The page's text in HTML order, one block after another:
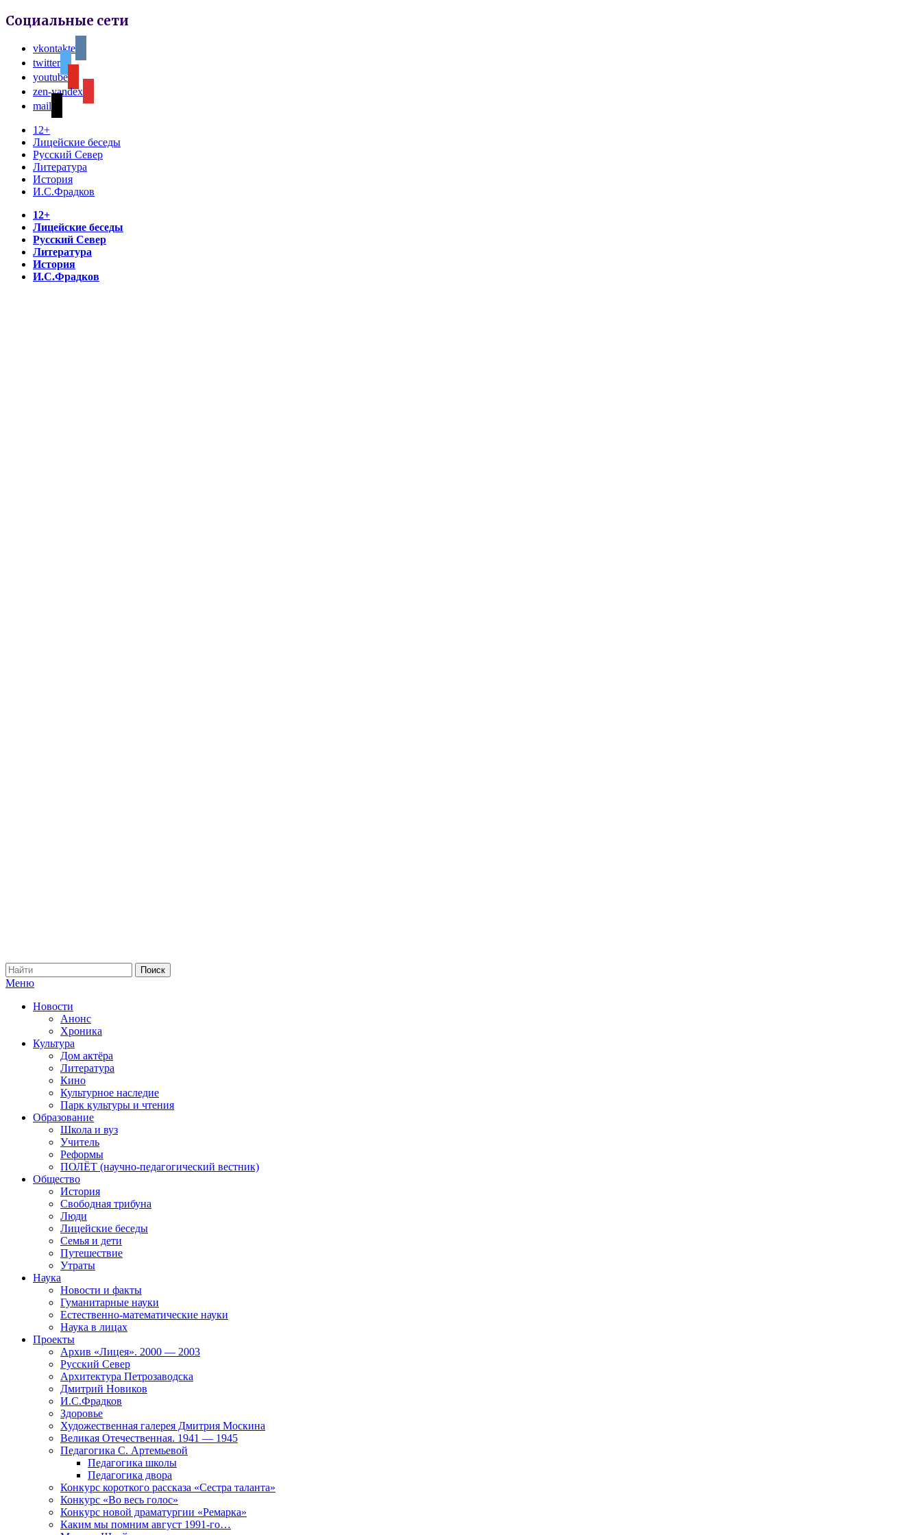
Социальные сети
vkontakte
twitter
youtube
zen-yandex
mail
12+
Лицейские беседы
Русский Север
Литература
История
И.С.Фрадков
12+
Лицейские беседы
Русский Север
Литература
История
И.С.Фрадков
Меню
Новости
Анонс
Хроника
Культура
Дом актёра
Литература
Кино
Культурное наследие
Парк культуры и чтения
Образование
Школа и вуз
Учитель
Реформы
ПОЛЁТ (научно-педагогический вестник)
Общество
История
Свободная трибуна
Люди
Лицейские беседы
Семья и дети
Путешествие
Утраты
Наука
Новости и факты
Гуманитарные науки
Естественно-математические науки
Наука в лицах
Проекты
Архив «Лицея». 2000 — 2003
Русский Север
Архитектура Петрозаводска
Дмитрий Новиков
И.С.Фрадков
Здоровье
Художественная галерея Дмитрия Москина
Великая Отечественная. 1941 — 1945
Педагогика С. Артемьевой
Педагогика школы
Педагогика двора
Конкурс короткого рассказа «Сестра таланта»
Конкурс «Во весь голос»
Конкурс новой драматургии «Ремарка»
Каким мы помним август 1991-го…